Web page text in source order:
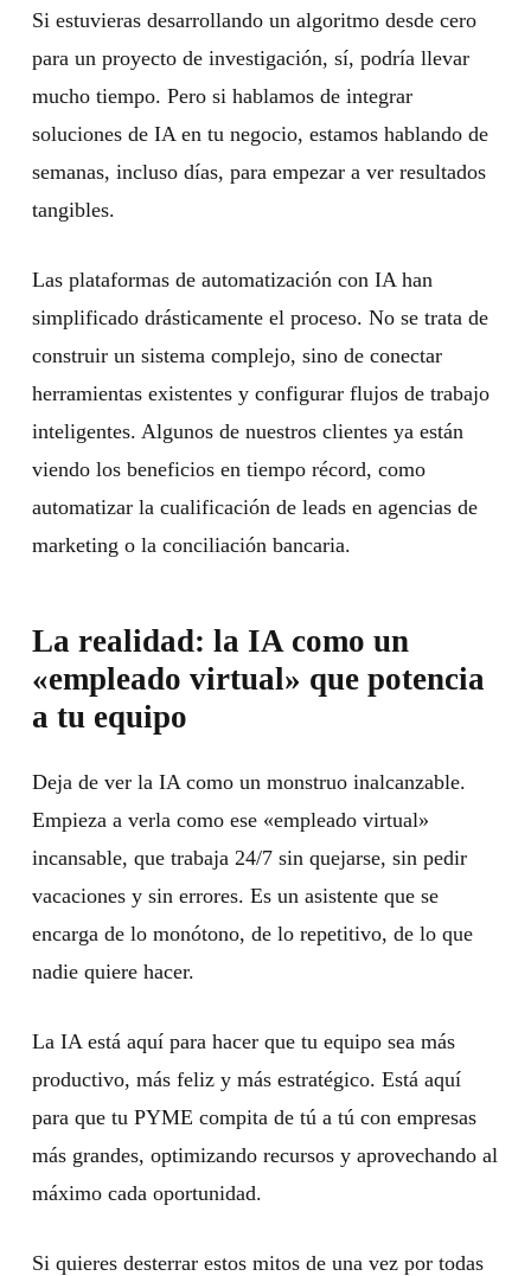
Si estuvieras desarrollando un algoritmo desde cero
para un proyecto de investigación, sí, podría llevar
mucho tiempo. Pero si hablamos de integrar
soluciones de IA en tu negocio, estamos hablando de
semanas, incluso días, para empezar a ver resultados
tangibles.
Las plataformas de automatización con IA han
simplificado drásticamente el proceso. No se trata de
construir un sistema complejo, sino de conectar
herramientas existentes y configurar flujos de trabajo
inteligentes. Algunos de nuestros clientes ya están
viendo los beneficios en tiempo récord, como
automatizar la cualificación de leads en agencias de
marketing o la conciliación bancaria.
La realidad: la IA como un
«empleado virtual» que potencia
a tu equipo
Deja de ver la IA como un monstruo inalcanzable.
Empieza a verla como ese «empleado virtual»
incansable, que trabaja 24/7 sin quejarse, sin pedir
vacaciones y sin errores. Es un asistente que se
encarga de lo monótono, de lo repetitivo, de lo que
nadie quiere hacer.
La IA está aquí para hacer que tu equipo sea más
productivo, más feliz y más estratégico. Está aquí
para que tu PYME compita de tú a tú con empresas
más grandes, optimizando recursos y aprovechando al
máximo cada oportunidad.
Si quieres desterrar estos mitos de una vez por todas